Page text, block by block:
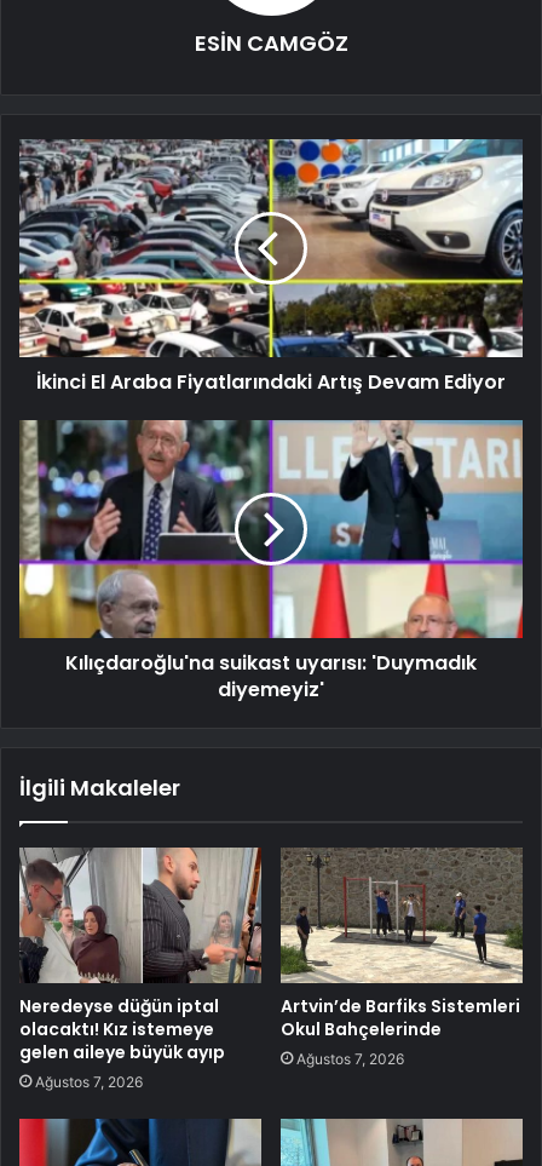
ESİN CAMGÖZ
İkinci El Araba Fiyatlarındaki Artış Devam Ediyor
Kılıçdaroğlu'na suikast uyarısı: 'Duymadık
diyemeyiz'
İlgili Makaleler
Neredeyse düğün iptal
olacaktı! Kız istemeye
gelen aileye büyük ayıp
Ağustos 7, 2026
Artvin’de Barfiks Sistemleri
Okul Bahçelerinde
Ağustos 7, 2026